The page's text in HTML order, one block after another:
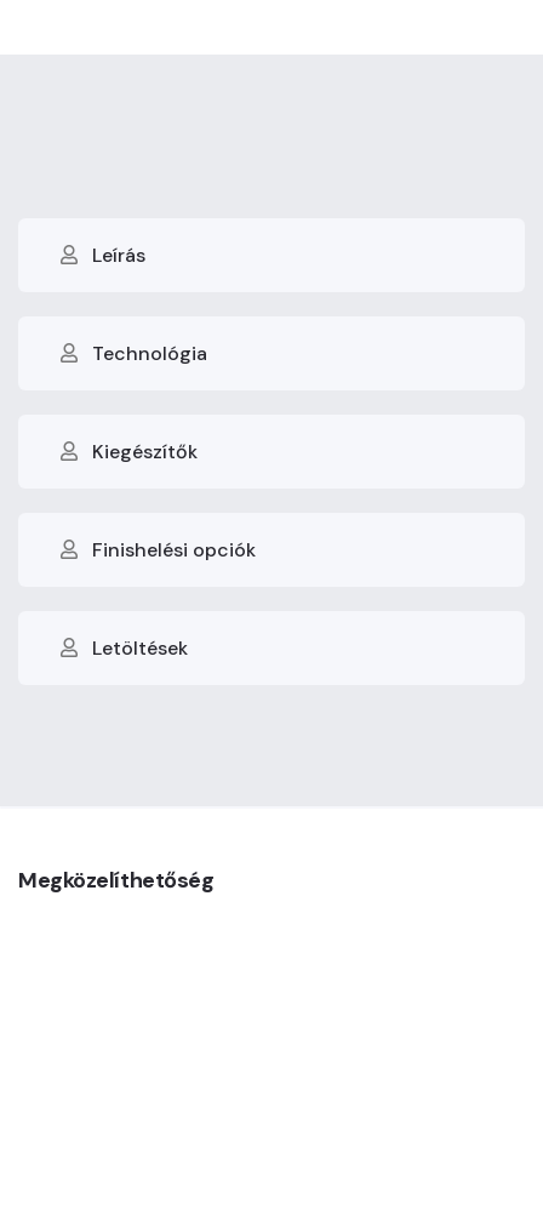
Leírás
Technológia
Kiegészítők
Finishelési opciók
Letöltések
Megközelíthetőség